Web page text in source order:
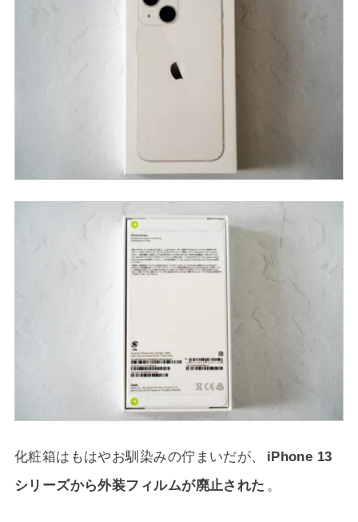
化粧箱はもはやお馴染みの佇まいだが、
iPhone 13
シリーズから外装フィルムが廃止された 。